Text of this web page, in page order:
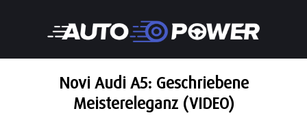
Novi Audi A5: Geschriebene
Meistereleganz (VIDEO)